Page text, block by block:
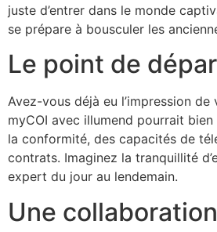
juste d’entrer dans le monde
se prépare à bousculer les
Le point de
Avez-vous déjà eu l’impression
myCOI avec illumend pourrait
la conformité, des capacités de
contrats. Imaginez la tranquillité
expert du jour au lendemain.
Une